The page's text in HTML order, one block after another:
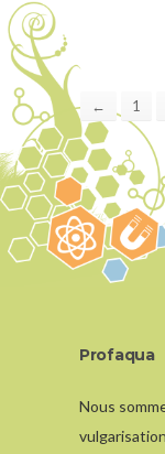
← 1
Profaqua
Nous